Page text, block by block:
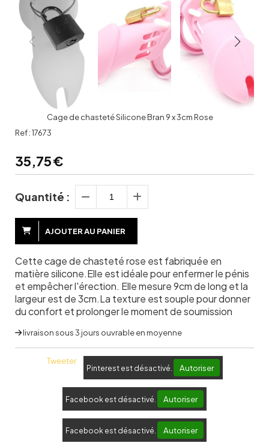
Cage de chasteté Silicone Bran 9 x 3cm Rose
Ref :17673
35,75€
Quantité :
AJOUTER AU PANIER
Cette cage de chasteté rose est fabriquée en
matière silicone.Elle est idéale pour enfermer le pénis
et empêcher l'érection. Elle mesure 9cm de long et la
largeur est de 3cm.La texture est souple pour donner
du confort et prolonger le moment de soumission
livraison sous 3 jours ouvrable en moyenne
Tweeter
Pinterest est désactivé. Autoriser
Facebook est désactivé. Autoriser
Facebook est désactivé. Autoriser